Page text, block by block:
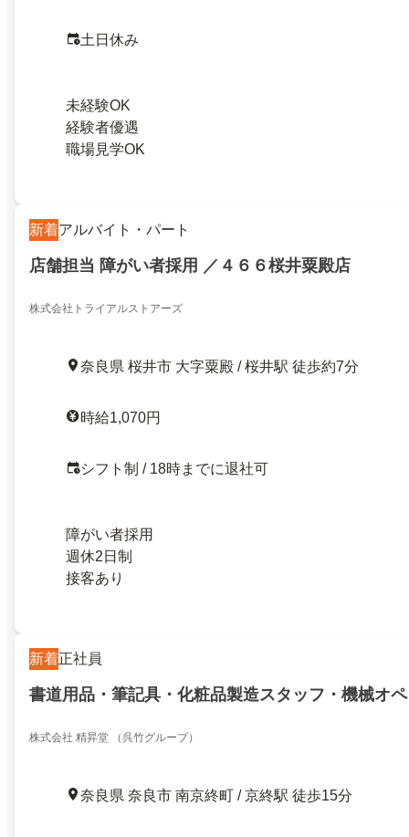
土日休み
未経験OK
経験者優遇
職場見学OK
新着アルバイト・パート
店舗担当 障がい者採用 ／４６６桜井粟殿店
株式会社トライアルストアーズ
奈良県 桜井市 大字粟殿 / 桜井駅 徒歩約7分
時給1,070円
シフト制 / 18時までに退社可
障がい者採用
週休2日制
接客あり
新着正社員
書道用品・筆記具・化粧品製造スタッフ・機械オ
株式会社 精昇堂 （呉竹グループ）
奈良県 奈良市 南京終町 / 京終駅 徒歩15分